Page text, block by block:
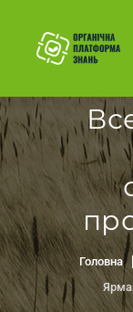
Головна